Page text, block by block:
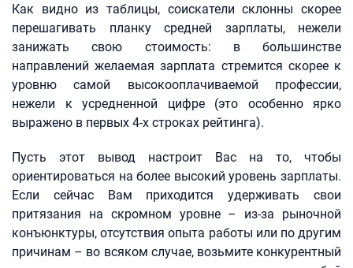
Как видно из таблицы, соискатели склонны скорее
перешагивать планку средней зарплаты, нежели
занижать свою стоимость: в большинстве
направлений желаемая зарплата стремится скорее к
уровню самой высокооплачиваемой профессии,
нежели к усредненной цифре (это особенно ярко
выражено в первых 4-х строках рейтинга).
Пусть этот вывод настроит Вас на то, чтобы
ориентироваться на более высокий уровень зарплаты.
Если сейчас Вам приходится удерживать свои
притязания на скромном уровне – из-за рыночной
конъюнктуры, отсутствия опыта работы или по другим
причинам – во всяком случае, возьмите конкурентный